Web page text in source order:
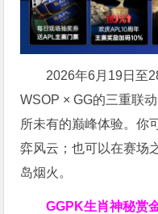
2026年6月19日至
WSOP × GG的三重联
所未有的巅峰体验。你
弈风云；也可以在赛场
岛烟火。
GGPK生肖神秘赏